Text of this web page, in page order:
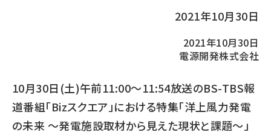
2021年10月30日
2021年10月30日
電源開発株式会社
10月30日(土)午前11:00～11:54放送のBS-TBS報
道番組「Bizスクエア」における特集「洋上風力発電
の未来 ～発電施設取材から見えた現状と課題～」